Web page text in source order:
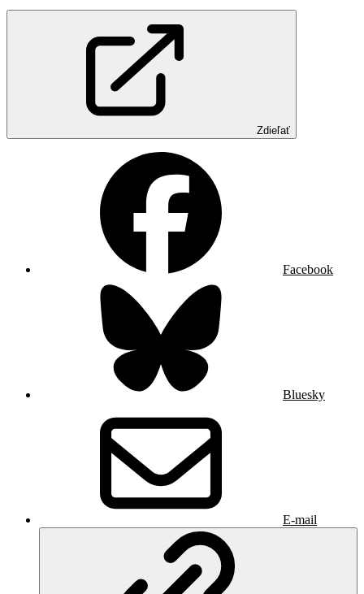
Zdieľať
Facebook
Bluesky
E-mail